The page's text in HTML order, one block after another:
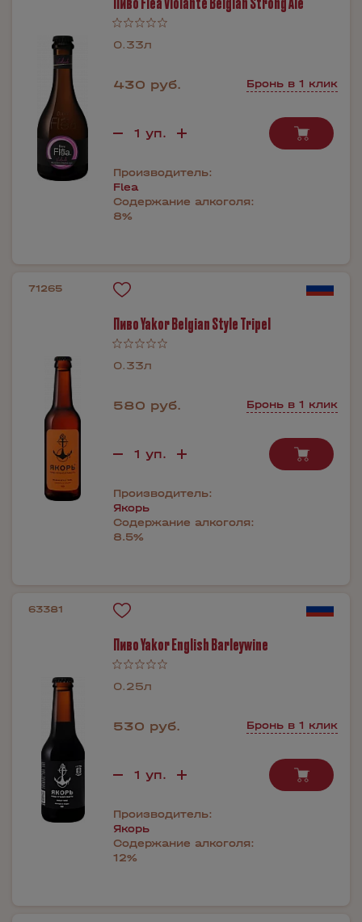
0.33л
430 руб. Бронь в 1 клик
Производитель:
Flea
Содержание алкоголя:
8%
71265
Пиво Yakor Belgian Style Tripel
0.33л
580 руб. Бронь в 1 клик
Производитель:
Якорь
Содержание алкоголя:
8.5%
63381
Пиво Yakor English Barleywine
0.25л
530 руб. Бронь в 1 клик
Производитель:
Якорь
Содержание алкоголя:
12%